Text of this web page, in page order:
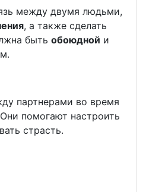
между двумя людьми,
, а также сделать
быть обоюдной и
партнерами во время
помогают настроить
страсть.